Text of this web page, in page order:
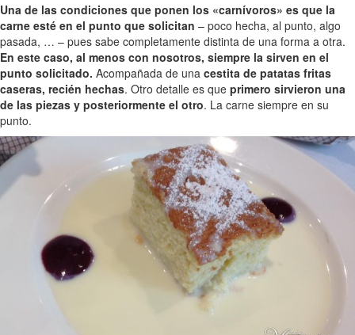
Una de las condiciones que ponen los «carnívoros» es que la
carne esté en el punto que solicitan – poco hecha, al punto, algo
pasada, … – pues sabe completamente distinta de una forma a otra.
En este caso, al menos con nosotros, siempre la sirven en el
punto solicitado. Acompañada de una cestita de patatas fritas
caseras, recién hechas. Otro detalle es que primero sirvieron una
de las piezas y posteriormente el otro. La carne siempre en su
punto.